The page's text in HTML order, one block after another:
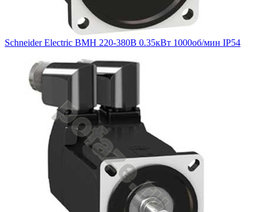
Schneider Electric BMH 220-380В 0.35кВт 1000об/мин IP54